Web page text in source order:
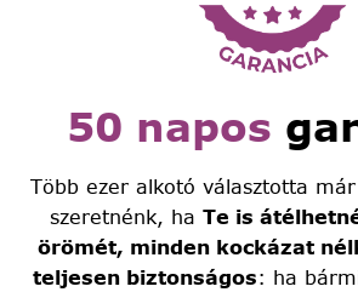
50 napos
Több ezer alkotó választotta
szeretnénk, ha Te is
örömét, minden kockázat
teljesen biztonságos: ha